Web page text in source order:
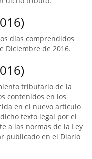
días comprendidos
Diciembre de 2016.
tributario de la
contenidos en los
en el nuevo artículo
texto legal por el
a las normas de la Ley
publicado en el Diario